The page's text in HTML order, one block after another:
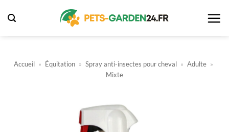
au
contenu
Accueil » Équitation » Spray anti-insectes pour cheval » Adulte »
Mixte